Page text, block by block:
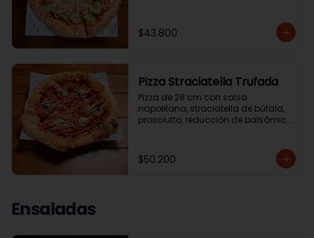
$43.800
Pizza Straciatella Trufada
Pizza de 28 cm con salsa
napolitana, straciatella de búfala,
prosciutto, reducción de balsámico,
$50.200
Ensaladas